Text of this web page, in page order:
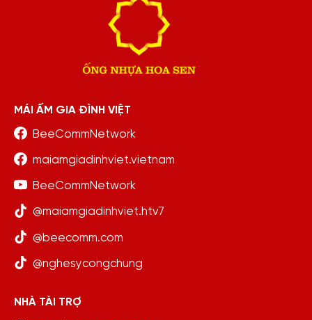
MÁI ẤM GIA ĐÌNH VIỆT
BeeCommNetwork
maiamgiadinhviet.vietnam
BeeCommNetwork
@maiamgiadinhviet.htv7
@beecomm.com
@nghesycongchung
NHÀ TÀI TRỢ